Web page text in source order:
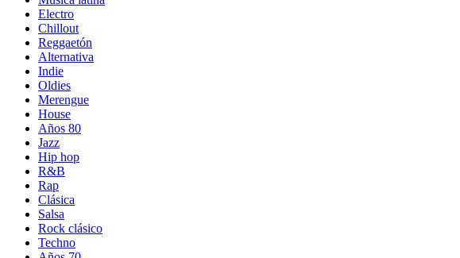
Electro
Chillout
Reggaetón
Alternativa
Indie
Oldies
Merengue
House
Años 80
Jazz
Hip hop
R&B
Rap
Clásica
Salsa
Rock clásico
Techno